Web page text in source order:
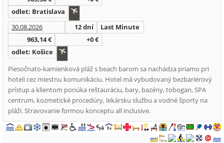
odlet: Bratislava
30.08.2026
12 dní
Last Minute
963,14 €
+0 €
odlet: Košice
Piesočnato-kamienková pláž s beach barom sa nachádza priamo pri
hoteli cez miestnu komunikáciu. Hotel má vybudovaný bezbariérový
prístup a klientom ponúka reštauráciu, bary, bazény, tobogan, SPA
centrum, kozmetické procedúry, lekársku službu a vodné športy na
pláži. Stravovanie formou konceptu all inclusive.